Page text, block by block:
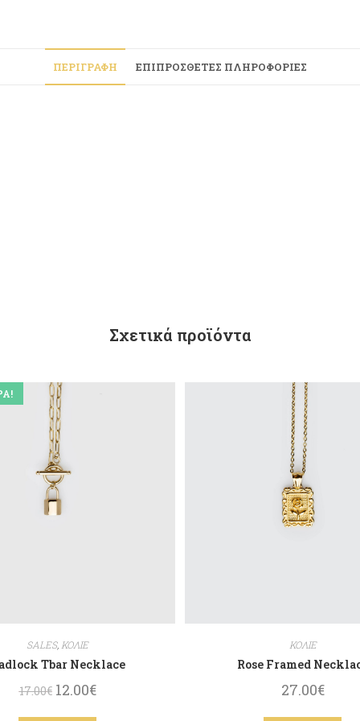
ΠΕΡΙΓΡΑΦΉ ΕΠΙΠΡΌΣΘΕΤΕΣ ΠΛΗΡΟΦΟΡΊΕΣ
Σχετικά προϊόντα
SALES, ΚΟΛΙΕ
Tbar Necklace
17.00€ 12.00€
ΚΟΛΙΕ
Rose Framed
27.00€